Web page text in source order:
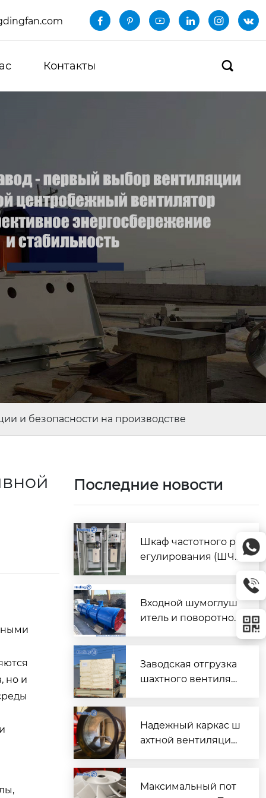
     
Контакты 
и безопасности на производстве
но и
Последние новости
Шкаф частотного р
егулирования (ШЧ
ext{ кВт}$
Входной шумоглуш
итель и поворотно-
вентилятора главно
го проветривания
Заводская отгрузка
шахтного вентилят
его объекта в Казах
стане
Надежный каркас ш
ахтной вентиляции:
DK
Максимальный пот